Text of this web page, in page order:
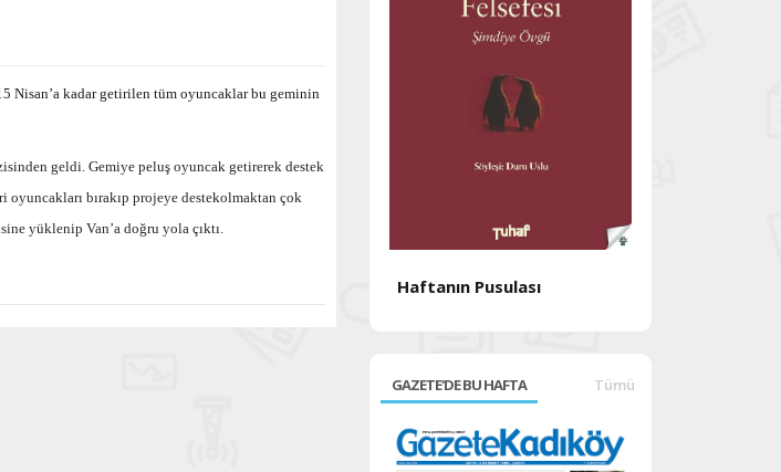
Nisan’a kadar getirilen tüm oyuncaklar bu geminin
geldi. Gemiye peluş oyuncak getirerek destek
bırakıp projeye destekolmaktan çok
yüklenip Van’a doğru yola çıktı.
Haftanın Pusulası
GAZETE'DE BU HAFTA Tümü